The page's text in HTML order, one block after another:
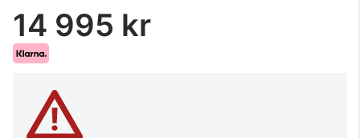
14 995 kr